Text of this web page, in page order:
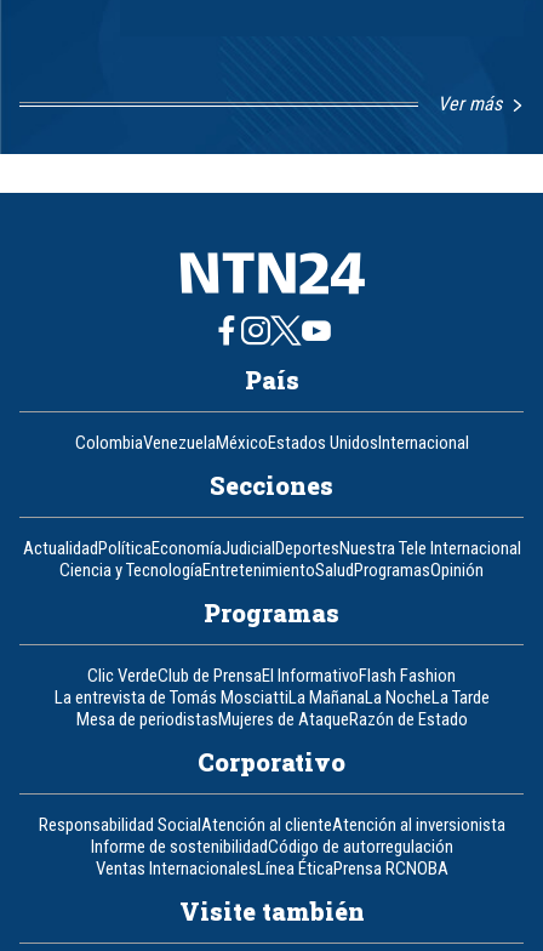
Ver más
1
8
País
ColombiaVenezuelaMéxicoEstados UnidosInternacional
Secciones
ActualidadPolíticaEconomíaJudicialDeportesNuestra Tele Internacional
Ciencia y TecnologíaEntretenimientoSaludProgramasOpinión
Programas
Clic VerdeClub de PrensaEl InformativoFlash Fashion
La entrevista de Tomás MosciattiLa MañanaLa NocheLa Tarde
Mesa de periodistasMujeres de AtaqueRazón de Estado
Corporativo
Responsabilidad SocialAtención al clienteAtención al inversionista
Informe de sostenibilidadCódigo de autorregulación
Ventas InternacionalesLínea ÉticaPrensa RCNOBA
Visite también